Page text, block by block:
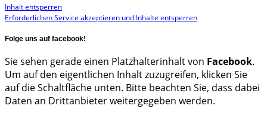
Inhalt entsperren
Erforderlichen Service akzeptieren und Inhalte entsperren
Folge uns auf facebook!
Sie sehen gerade einen Platzhalterinhalt von Facebook.
Um auf den eigentlichen Inhalt zuzugreifen, klicken Sie
auf die Schaltfläche unten. Bitte beachten Sie, dass dabei
Daten an Drittanbieter weitergegeben werden.